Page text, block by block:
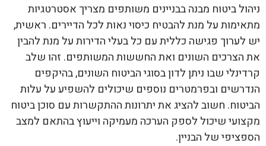
ניהול ביטוח מבנה בבניינים משותפים מצריך אסטרטגיות
מתאימות על מנת להבטיח כיסוי נאות לכל הדיירים. ראשית,
יש לערוך פגישה כללית עם כל בעלי הדירות על מנת להבין
את הצרכים השונים ואת החששות המשותפים. זהו שלב
קרדינלי שבו ניתן לדון בסוגי הביטוח השונים, בהיקפים
הנדרשים ובפרמטרים נוספים שיכולים להשפיע על עלות
הביטוח. חשוב להציג את יתרונות ההתקשרות עם סוכן ביטוח
מקצועי שיכול לספק הערכה מעמיקה וייעוץ בהתאם למצב
הספציפי של הבניין.